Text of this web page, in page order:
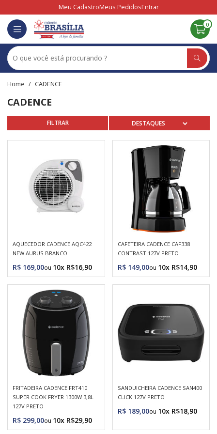
Meu CadastroMeus PedidosEntrar
0
CADENCE
CADENCE
AQUECEDOR CADENCE AQC422
NEW AURUS BRANCO
R$ 169,00 10x R$16,90
CAFETEIRA CADENCE CAF338
CONTRAST 127V PRETO
R$ 149,00 10x R$14,90
FRITADEIRA CADENCE FRT410
SUPER COOK FRYER 1300W 3,8L
127V PRETO
R$ 299,00 10x R$29,90
SANDUICHEIRA CADENCE SAN400
CLICK 127V PRETO
R$ 189,00 10x R$18,90